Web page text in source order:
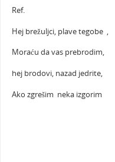
Ref.
Hej brežuljci, plave tegobe ,
Moraću da vas prebrodim,
hej brodovi, nazad jedrite,
Ako zgrešim neka izgorim